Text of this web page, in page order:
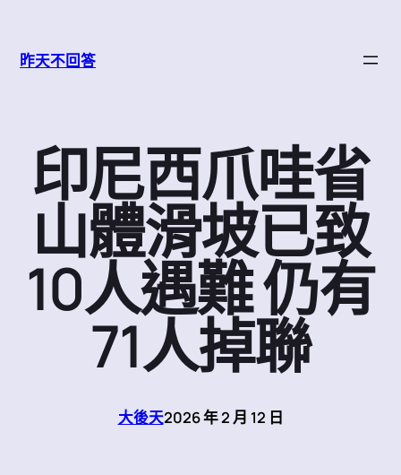
昨天不回答
印尼西爪哇省
山體滑坡已致
10人遇難 仍有
71人掉聯
大後天2026 年 2 月 12 日